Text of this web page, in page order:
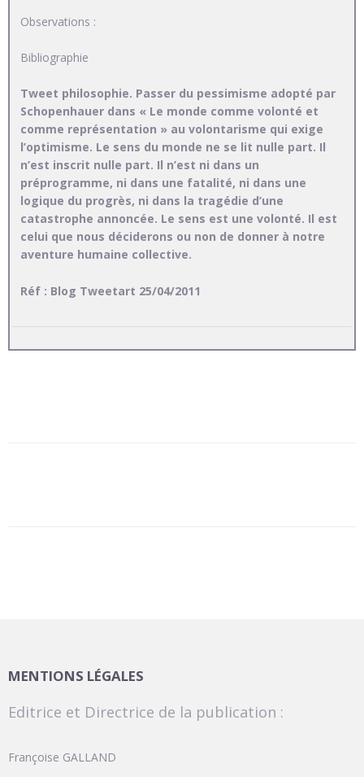
Observations :
Bibliographie
Tweet philosophie. Passer du pessimisme adopté par
Schopenhauer dans « Le monde comme volonté et
comme représentation » au volontarisme qui exige
l’optimisme. Le sens du monde ne se lit nulle part. Il
n’est inscrit nulle part. Il n’est ni dans un
préprogramme, ni dans une fatalité, ni dans une
logique du progrès, ni dans la tragédie d’une
catastrophe annoncée. Le sens est une volonté. Il est
celui que nous déciderons ou non de donner à notre
aventure humaine collective.
Réf : Blog Tweetart 25/04/2011
MENTIONS LÉGALES
Editrice et Directrice de la publication :
Françoise GALLAND